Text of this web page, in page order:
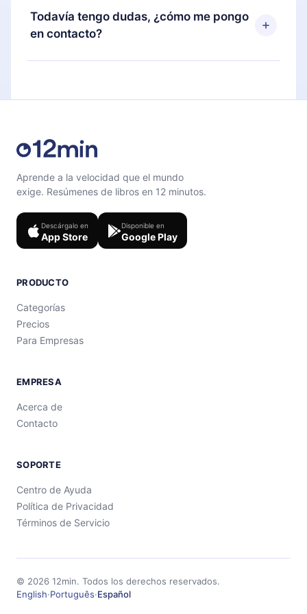
También puedes leer o escuchar tus títulos
favoritos sin conexión y desafiarte con un
puedes cancelar en cualquier momento y el
próximo ciclo de facturación no ocurrirá.
Todavía tengo dudas, ¿cómo me pongo
en contacto?
Siéntete libre de contactarnos en
Aprende a la velocidad que el mundo
exige. Resúmenes de libros en 12 minutos.
Descárgalo en
App Store
Disponible en
Google Play
PRODUCTO
Categorías
Precios
Para Empresas
EMPRESA
Acerca de
Contacto
SOPORTE
Centro de Ayuda
Política de Privacidad
Términos de Servicio
© 2026 12min. Todos los derechos reservados.
English·Português·Español